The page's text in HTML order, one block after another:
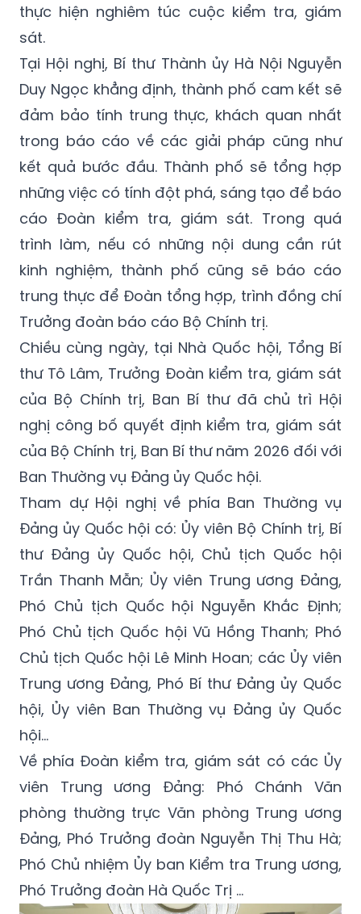
thực hiện nghiêm túc cuộc kiểm tra, giám
sát.
Tại Hội nghị, Bí thư Thành ủy Hà Nội Nguyễn
Duy Ngọc khẳng định, thành phố cam kết sẽ
đảm bảo tính trung thực, khách quan nhất
trong báo cáo về các giải pháp cũng như
kết quả bước đầu. Thành phố sẽ tổng hợp
những việc có tính đột phá, sáng tạo để báo
cáo Đoàn kiểm tra, giám sát. Trong quá
trình làm, nếu có những nội dung cần rút
kinh nghiệm, thành phố cũng sẽ báo cáo
trung thực để Đoàn tổng hợp, trình đồng chí
Trưởng đoàn báo cáo Bộ Chính trị.
Chiều cùng ngày, tại Nhà Quốc hội, Tổng Bí
thư Tô Lâm, Trưởng Đoàn kiểm tra, giám sát
của Bộ Chính trị, Ban Bí thư đã chủ trì Hội
nghị công bố quyết định kiểm tra, giám sát
của Bộ Chính trị, Ban Bí thư năm 2026 đối với
Ban Thường vụ Đảng ủy Quốc hội.
Tham dự Hội nghị về phía Ban Thường vụ
Đảng ủy Quốc hội có: Ủy viên Bộ Chính trị, Bí
thư Đảng ủy Quốc hội, Chủ tịch Quốc hội
Trần Thanh Mẫn; Ủy viên Trung ương Đảng,
Phó Chủ tịch Quốc hội Nguyễn Khắc Định;
Phó Chủ tịch Quốc hội Vũ Hồng Thanh; Phó
Chủ tịch Quốc hội Lê Minh Hoan; các Ủy viên
Trung ương Đảng, Phó Bí thư Đảng ủy Quốc
hội, Ủy viên Ban Thường vụ Đảng ủy Quốc
hội...
Về phía Đoàn kiểm tra, giám sát có các Ủy
viên Trung ương Đảng: Phó Chánh Văn
phòng thường trực Văn phòng Trung ương
Đảng, Phó Trưởng đoàn Nguyễn Thị Thu Hà;
Phó Chủ nhiệm Ủy ban Kiểm tra Trung ương,
Phó Trưởng đoàn Hà Quốc Trị ...